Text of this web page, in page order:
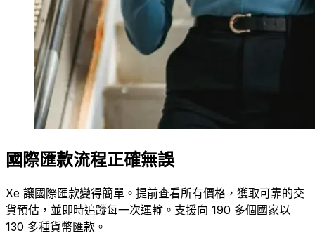
國際匯款流程正確無誤
Xe 讓國際匯款變得簡單。提前查看所有價格，獲取可靠的交
貨預估，並即時追蹤每一次運輸。支援向 190 多個國家以
130 多種貨幣匯款。